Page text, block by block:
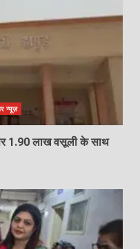
न्यूज़
1.90 लाख वसूली के साथ